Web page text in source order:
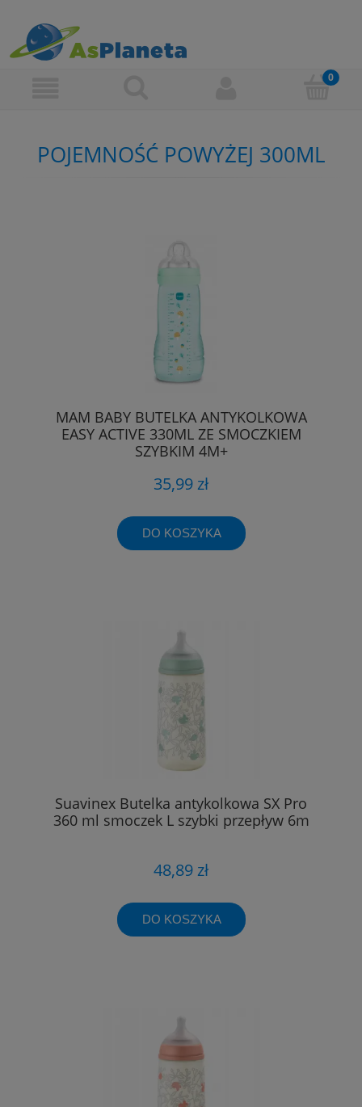
POJEMNOŚĆ POWYŻEJ 300ML
MAM BABY BUTELKA ANTYKOLKOWA
EASY ACTIVE 330ML ZE SMOCZKIEM
SZYBKIM 4M+
35,99 zł
DO KOSZYKA
Suavinex Butelka antykolkowa SX Pro
360 ml smoczek L szybki przepływ 6m
48,89 zł
DO KOSZYKA